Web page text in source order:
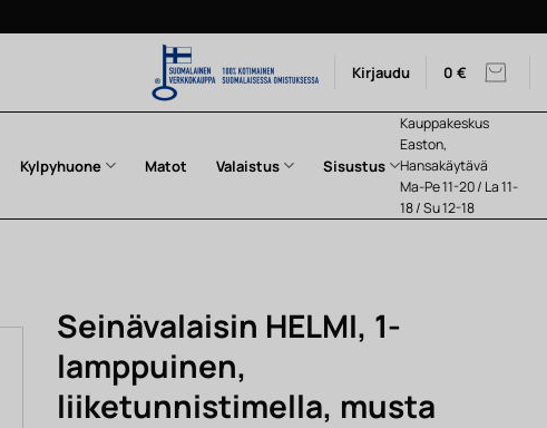
Kirjaudu 0 €
Kylpyhuone Matot Valaistus Sisustus
Kauppakeskus
Easton,
Hansakäytävä
Ma-Pe 11-20 / La 11-
18 / Su 12-18
Seinävalaisin HELMI, 1-
lamppuinen,
liiketunnistimella, musta